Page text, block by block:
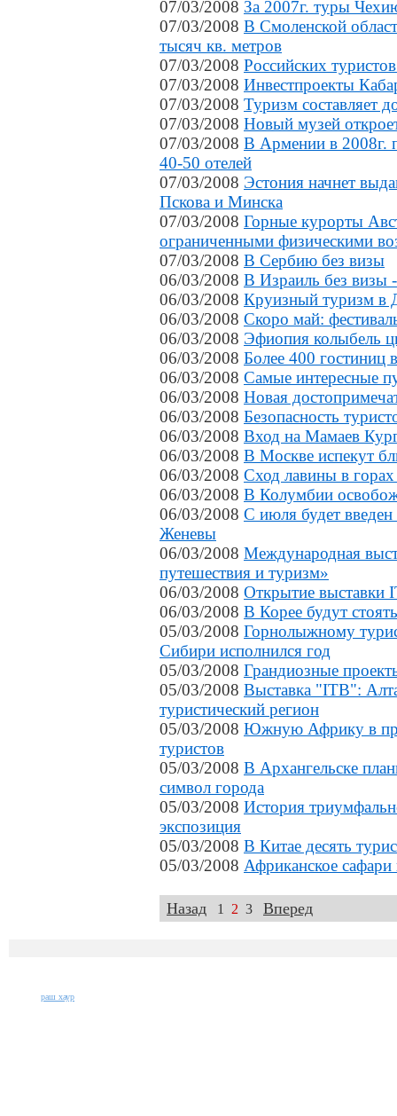
07/03/2008 За 2007г. туры
07/03/2008 В Смоленской
тысяч кв. метров
07/03/2008 Российских
07/03/2008 Инвестпроекты
07/03/2008 Туризм составляет
07/03/2008 Новый музей
07/03/2008 В Армении в 2008г.
40-50 отелей
07/03/2008 Эстония начнет
Пскова и Минска
07/03/2008 Горные курорты
ограниченными физическими
07/03/2008 В Сербию без визы
06/03/2008 В Израиль без визы -
06/03/2008 Круизный туризм в
06/03/2008 Скоро май:
06/03/2008 Эфиопия колыбель
06/03/2008 Более 400 гостиниц
06/03/2008 Самые интересные
06/03/2008 Новая
06/03/2008 Безопасность
06/03/2008 Вход на Мамаев
06/03/2008 В Москве испекут
06/03/2008 Сход лавины в горах
06/03/2008 В Колумбии
06/03/2008 С июля будет
Женевы
06/03/2008 Международная
путешествия и туризм»
06/03/2008 Открытие выставки
06/03/2008 В Корее будут
05/03/2008 Горнолыжному
Сибири исполнился год
05/03/2008 Грандиозные
05/03/2008 Выставка "ITB":
туристический регион
05/03/2008 Южную Африку в
туристов
05/03/2008 В Архангельске
символ города
05/03/2008 История
экспозиция
05/03/2008 В Китае десять
05/03/2008 Африканское
Назад 1 2 3 Вперед
раш хаур